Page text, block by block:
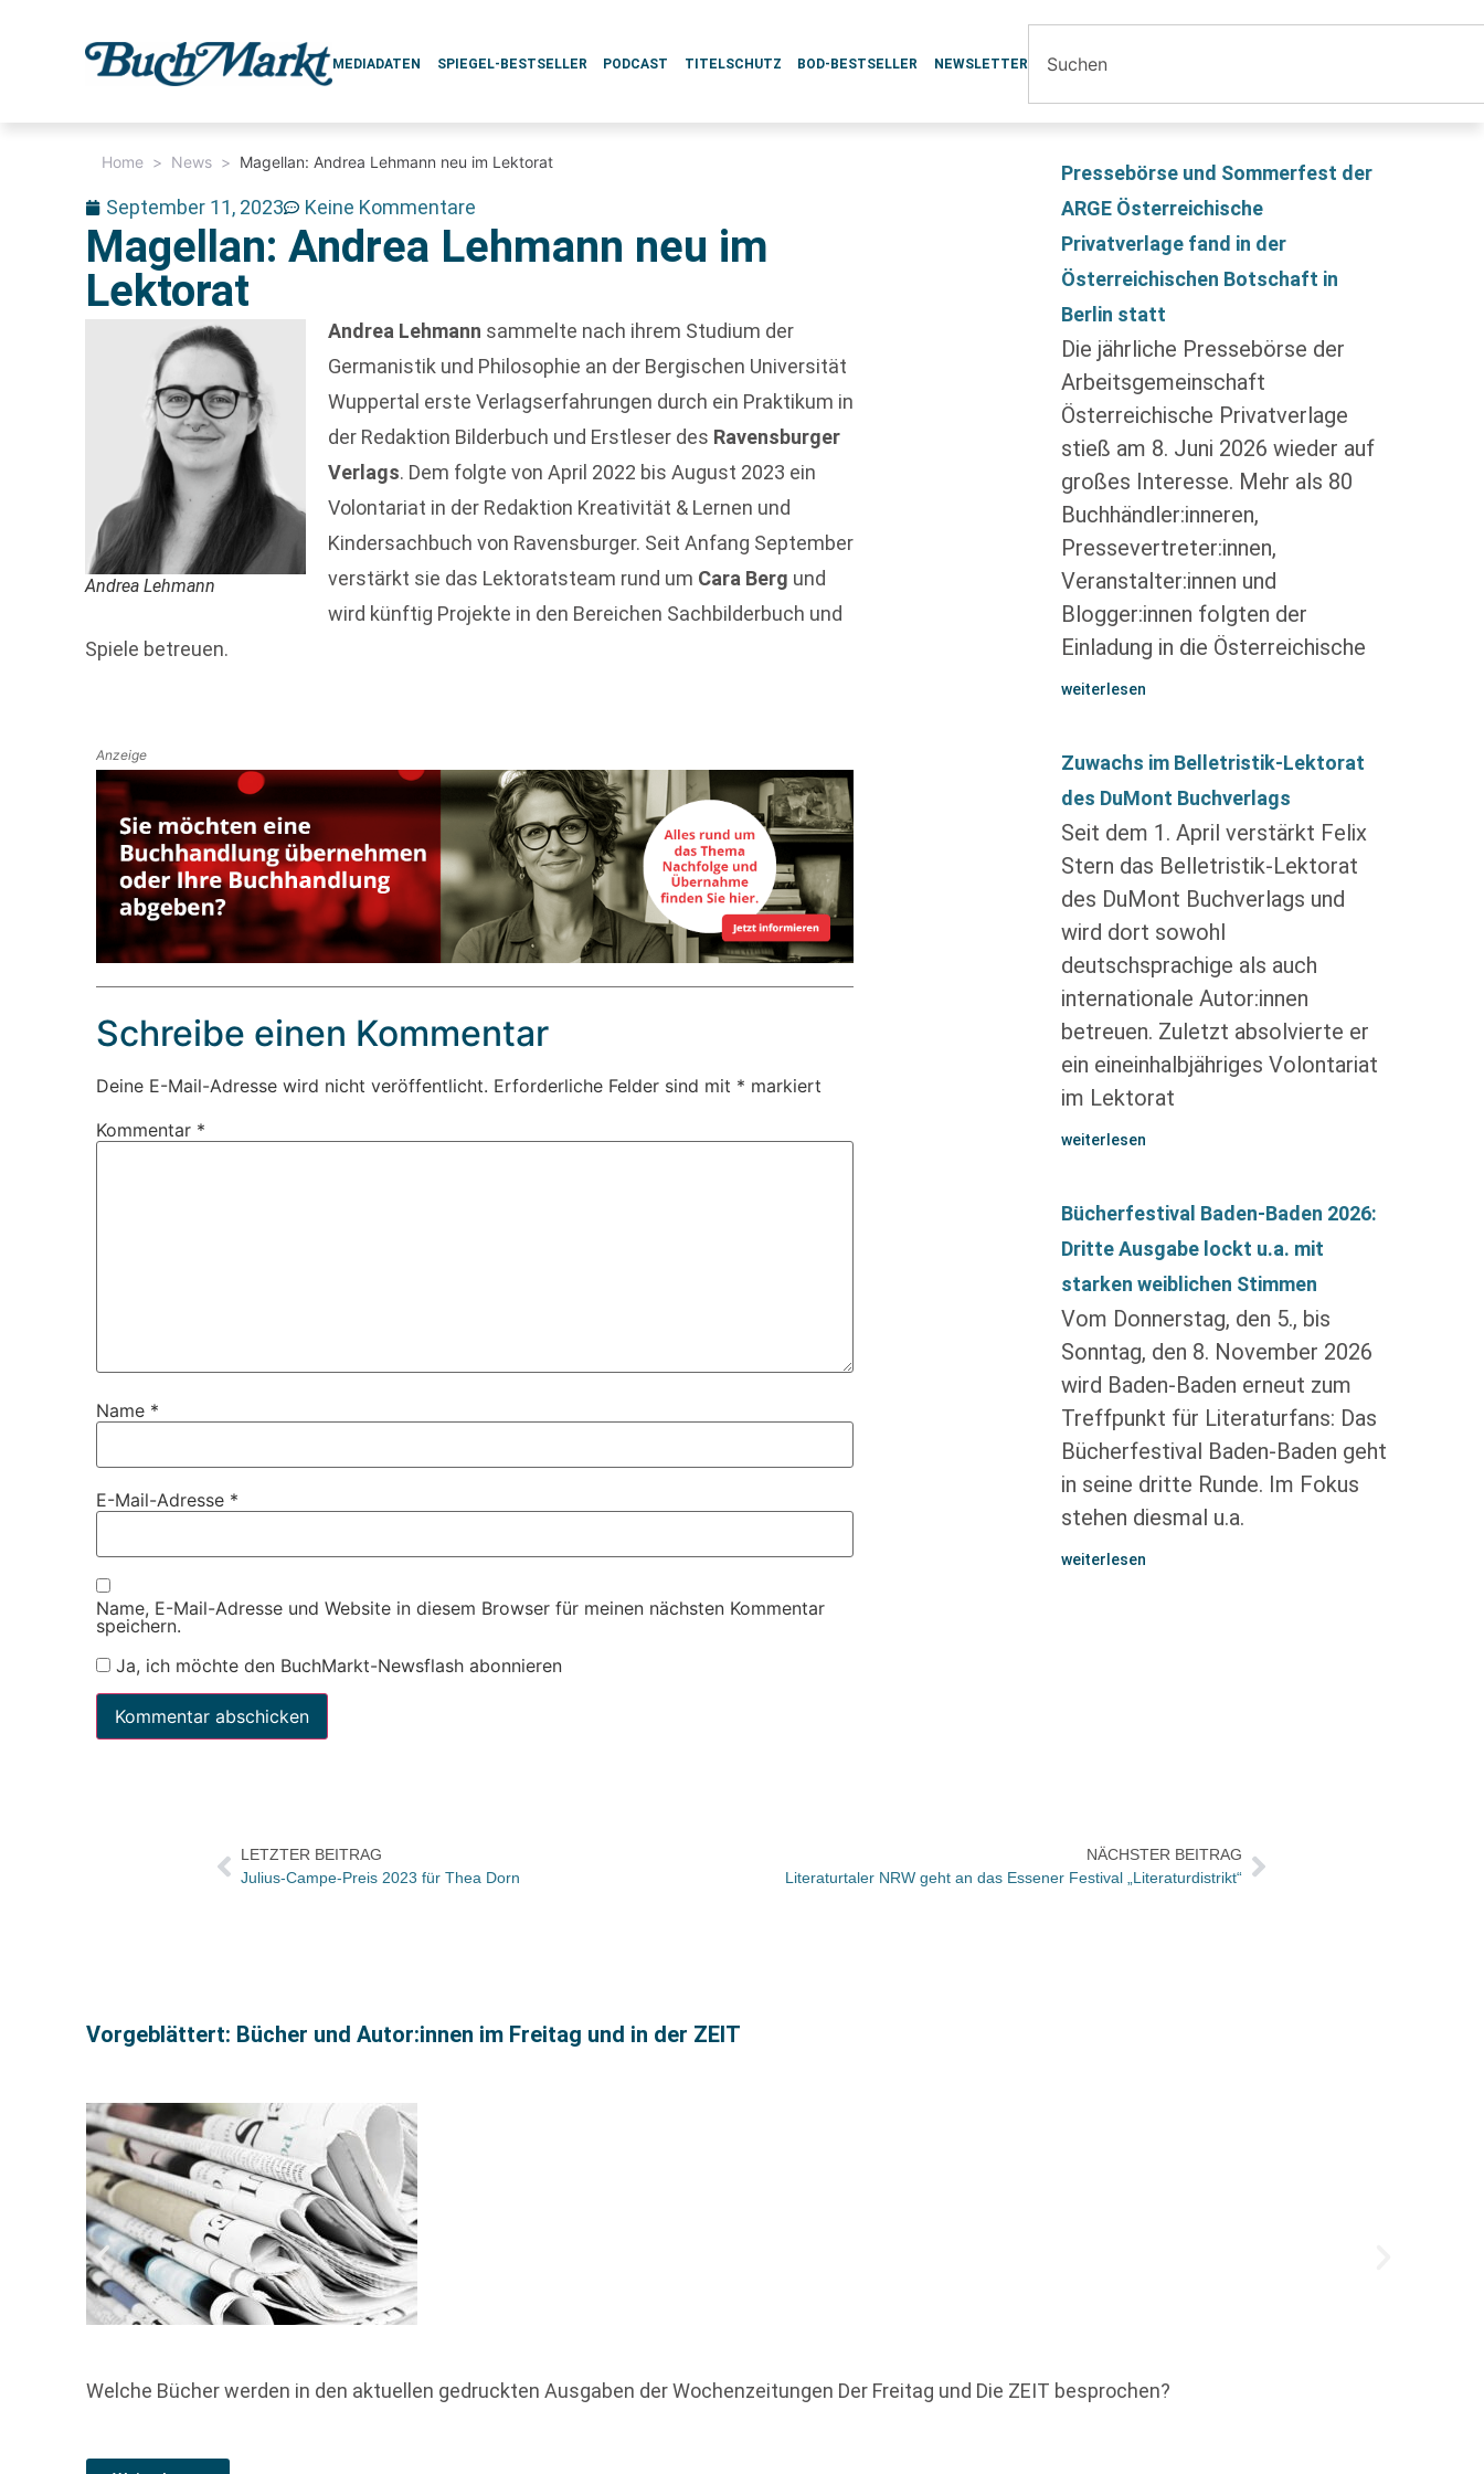
MEDIADATEN SPIEGEL-BESTSELLER PODCAST TITELSCHUTZ BOD-BESTSELLER NEWSLETTER
Home > News > Magellan: Andrea Lehmann neu im Lektorat
September 11, 2023 Keine Kommentare
Magellan: Andrea Lehmann neu im
Lektorat
Andrea Lehmann
Andrea Lehmann sammelte nach ihrem Studium der
Germanistik und Philosophie an der Bergischen Universität
Wuppertal erste Verlagserfahrungen durch ein Praktikum in
der Redaktion Bilderbuch und Erstleser des Ravensburger
Verlags. Dem folgte von April 2022 bis August 2023 ein
Volontariat in der Redaktion Kreativität & Lernen und
Kindersachbuch von Ravensburger. Seit Anfang September
verstärkt sie das Lektoratsteam rund um Cara Berg und
wird künftig Projekte in den Bereichen Sachbilderbuch und
Spiele betreuen.
Anzeige
Schreibe einen Kommentar
Deine E-Mail-Adresse wird nicht veröffentlicht. Erforderliche Felder sind mit * markiert
Kommentar *
Name *
E-Mail-Adresse *
Name, E-Mail-Adresse und Website in diesem Browser für meinen nächsten Kommentar
speichern.
Ja, ich möchte den BuchMarkt-Newsflash abonnieren
Pressebörse und Sommerfest der
ARGE Österreichische
Privatverlage fand in der
Österreichischen Botschaft in
Berlin statt
Die jährliche Pressebörse der
Arbeitsgemeinschaft
Österreichische Privatverlage
stieß am 8. Juni 2026 wieder auf
großes Interesse. Mehr als 80
Buchhändler:inneren,
Pressevertreter:innen,
Veranstalter:innen und
Blogger:innen folgten der
Einladung in die Österreichische
weiterlesen
Zuwachs im Belletristik-Lektorat
des DuMont Buchverlags
Seit dem 1. April verstärkt Felix
Stern das Belletristik-Lektorat
des DuMont Buchverlags und
wird dort sowohl
deutschsprachige als auch
internationale Autor:innen
betreuen. Zuletzt absolvierte er
ein eineinhalbjähriges Volontariat
im Lektorat
weiterlesen
Bücherfestival Baden-Baden 2026:
Dritte Ausgabe lockt u.a. mit
starken weiblichen Stimmen
Vom Donnerstag, den 5., bis
Sonntag, den 8. November 2026
wird Baden-Baden erneut zum
Treffpunkt für Literaturfans: Das
Bücherfestival Baden-Baden geht
in seine dritte Runde. Im Fokus
stehen diesmal u.a.
weiterlesen
LETZTER BEITRAG
Julius-Campe-Preis 2023 für Thea Dorn
NÄCHSTER BEITRAG
Literaturtaler NRW geht an das Essener Festival „Literaturdistrikt“
Vorgeblättert: Bücher und Autor:innen im Freitag und in der ZEIT
Welche Bücher werden in den aktuellen gedruckten Ausgaben der Wochenzeitungen Der Freitag und Die ZEIT besprochen?